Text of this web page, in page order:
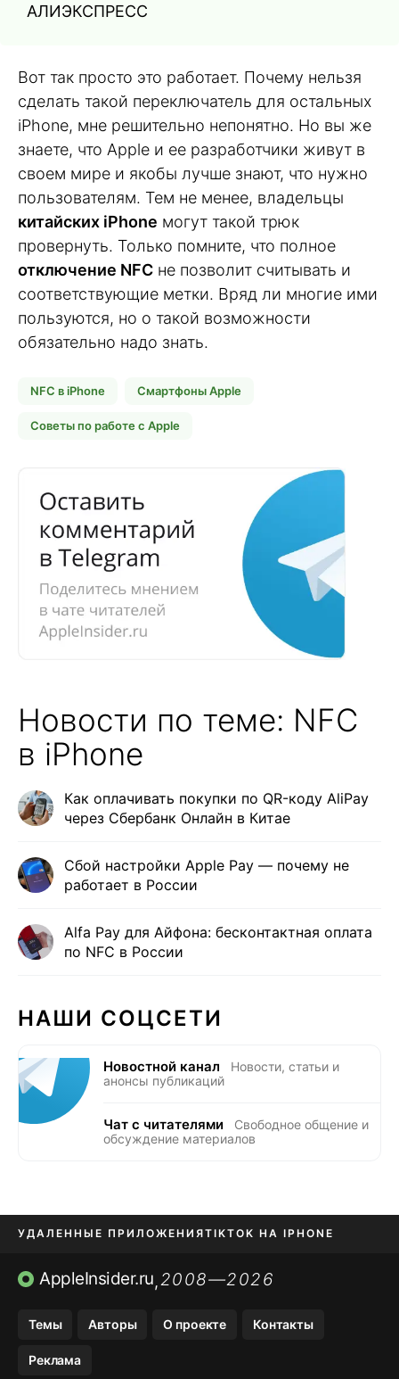
АЛИЭКСПРЕСС
Вот так просто это работает. Почему нельзя
сделать такой переключатель для остальных
iPhone, мне решительно непонятно. Но вы же
знаете, что Apple и ее разработчики живут в
своем мире и якобы лучше знают, что нужно
пользователям. Тем не менее, владельцы
китайских iPhone могут такой трюк
провернуть. Только помните, что полное
отключение NFC не позволит считывать и
соответствующие метки. Вряд ли многие ими
пользуются, но о такой возможности
обязательно надо знать.
NFC в iPhone Смартфоны Apple
Советы по работе с Apple
Новости по теме: NFC
в iPhone
Как оплачивать покупки по QR-коду AliPay
через Сбербанк Онлайн в Китае
Сбой настройки Apple Pay — почему не
работает в России
Alfa Pay для Айфона: бесконтактная оплата
по NFC в России
НАШИ СОЦСЕТИ
Новостной канал
Новости, статьи и
анонсы публикаций
Чат с читателями
Свободное общение и
обсуждение материалов
УДАЛЕННЫЕ ПРИЛОЖЕНИЯTIKTOK НА IPHONE
ПРИЛОЖЕНИЯ БЕЗ APP STORE
AppleInsider.ru,2008—2026
Темы Авторы О проекте Контакты
Реклама